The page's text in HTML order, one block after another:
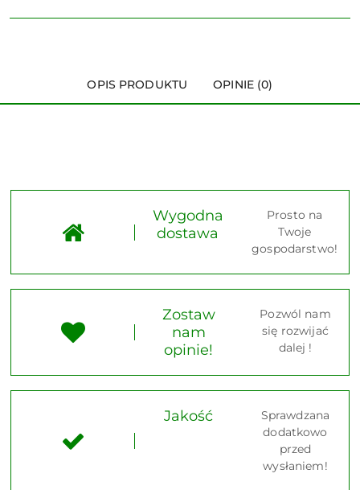
OPIS PRODUKTU OPINIE (0)
Wygodna
dostawa
Prosto na
Twoje
gospodarstwo!
Zostaw
nam
opinie!
Pozwól nam
się rozwijać
dalej !
Jakość
Sprawdzana
dodatkowo
przed
wysłaniem!